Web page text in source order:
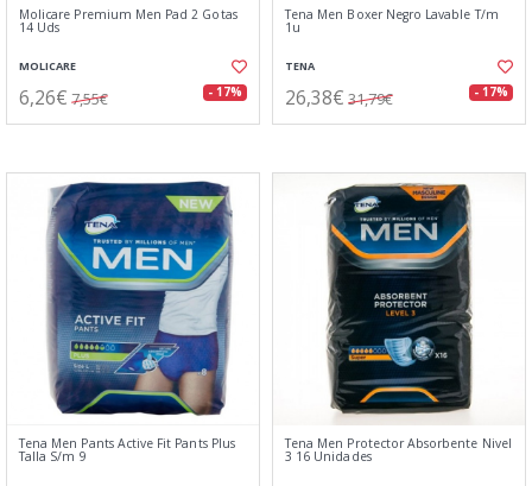
Molicare Premium Men Pad 2 Gotas
14 Uds
MOLICARE
6,26€ 7,55€ - 17%
Tena Men Boxer Negro Lavable T/m
1u
TENA
26,38€ 31,79€ - 17%
Tena Men Pants Active Fit Pants Plus
Talla S/m 9
Tena Men Protector Absorbente Nivel
3 16 Unidades